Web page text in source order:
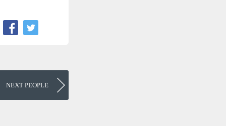
NEXT PEOPLE